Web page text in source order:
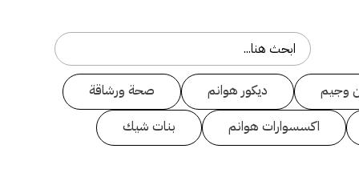
وجيم ديكور هوانم
صحة ورشاقة
اكسسوارات هوانم
بنات شيك